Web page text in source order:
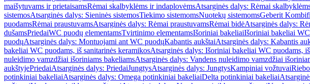
maišytuvams ir prietaisamsRėmai skalbyklėms ir indaplovėmsAtsarginės dalys: Rėmai
sistemosAtsarginės dalys: Sieninės sistemosTiekimo sistemomsNuotekų sistemomsGeberit
puodamsRėmai praustuvamsAtsarginės dalys: Rėmai praustuvamsRėmai bidėAtsarginės dalys:
dušamsPriedaiWC puodų elementamsTvirtinimo elementamsIšoriniai bakeliaiIšoriniai bakeliai
puodųAtsarginės dalys: Montuojami ant WC puodųKabantis aukštaiAtsarginės dalys: Kabantis
bakeliai WC puodams, iš sanitarinės keramikosAtsarginės dalys: Išoriniai bakeliai WC puodams,
nuleidimo vamzdžiai išoriniams bakeliamsAtsarginės dalys: Vandens nuleidimo vamzdžiai
aukštyjePriedaiAtsarginės dalys: PriedaiJungtysAtsarginės dalys: JungtysKampiniai vožtuvai
potinkiniai bakeliaiAtsarginės dalys: Omega potinkiniai bakeliaiDelta potinkiniai bakeliai